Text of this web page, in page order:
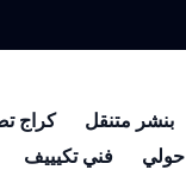
بنشر متنقل كراج
حولي
فني تكيييف